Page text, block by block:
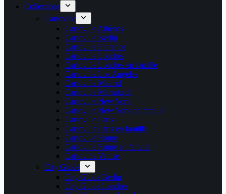
Collections
Cartoville
Cartoville Athènes
Cartoville Berlin
Cartoville Florence
Cartoville Londres
Cartoville Londres en famille
Cartoville Los Angeles
Cartoville Madrid
Cartoville Marrakech
Cartoville New York
Cartoville New York en famille
Cartoville Paris
Cartoville Paris en famille
Cartoville Rome
Cartoville Rome en famille
Cartoville Venise
City Guide
City Guide Berlin
City Guide Londres